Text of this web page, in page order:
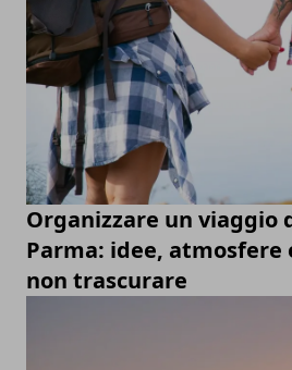
Organizzare un viaggio
Parma: idee, atmosfere
non trascurare